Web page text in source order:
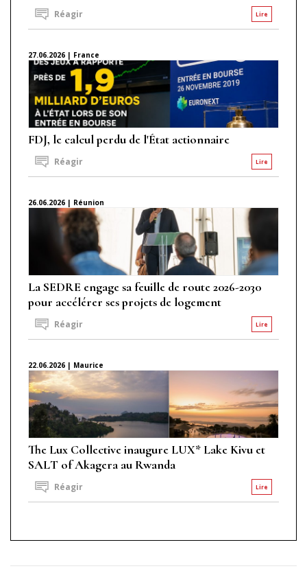
Lire
Réagir
27.06.2026 | France
FDJ, le calcul perdu de l'État actionnaire
Lire
Réagir
26.06.2026 | Réunion
La SEDRE engage sa feuille de route 2026-2030
pour accélérer ses projets de logement
Lire
Réagir
22.06.2026 | Maurice
The Lux Collective inaugure LUX* Lake Kivu et
SALT of Akagera au Rwanda
Lire
Réagir